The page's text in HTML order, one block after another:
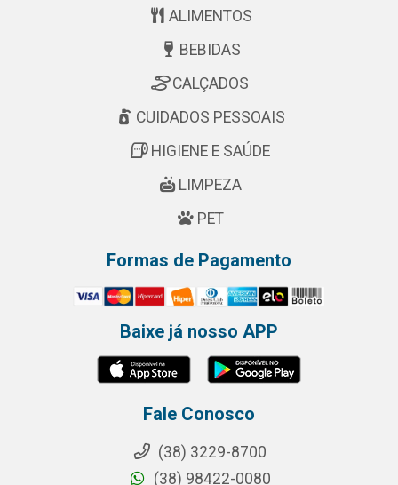
ALIMENTOS
BEBIDAS
CALÇADOS
CUIDADOS PESSOAIS
HIGIENE E SAÚDE
LIMPEZA
PET
Formas de Pagamento
Baixe já nosso APP
Fale Conosco
(38) 3229-8700
(38) 98422-0080